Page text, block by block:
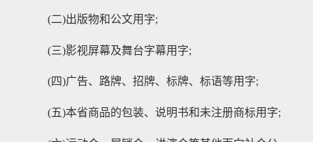
(二)出版物和公文用字;
(三)影视屏幕及舞台字幕用字;
(四)广告、路牌、招牌、标牌、标语等用字;
(五)本省商品的包装、说明书和未注册商标用字;